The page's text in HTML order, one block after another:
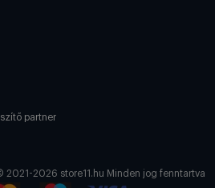
partner
2021-2026 store11.hu Minden jog fenntartva